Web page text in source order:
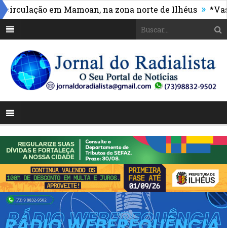
em Mamoan, na zona norte de Ilhéus » *Vasco